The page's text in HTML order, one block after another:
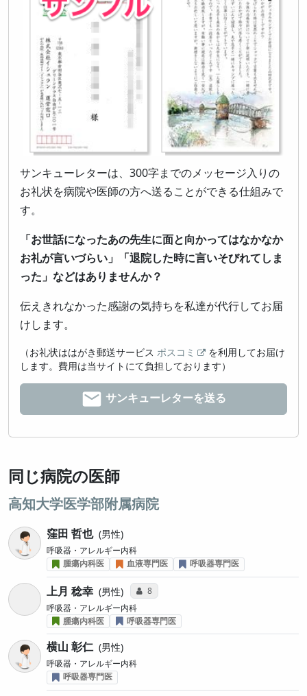
サンキューレターは、300字までのメッセージ入りの
お礼状を病院や医師の方へ送ることができる仕組みで
す。
「お世話になったあの先生に面と向かってはなかなか
お礼が言いづらい」「退院した時に言いそびれてしま
った」などはありませんか？
伝えきれなかった感謝の気持ちを私達が代行してお届
けします。
（お礼状ははがき郵送サービス ポスコミ
を利用してお届け
します。費用は当サイトにて負担しております）
サンキューレターを送る
同じ病院の医師
高知大学医学部附属病院
窪田 哲也 男性
呼吸器・アレルギー内科
腫瘍内科医
血液専門医 呼吸器専門医
上月 稔幸 男性 コミュニケーション・タイプ投票数
8
呼吸器・アレルギー内科
腫瘍内科医
呼吸器専門医
横山 彰仁 男性
呼吸器・アレルギー内科
呼吸器専門医